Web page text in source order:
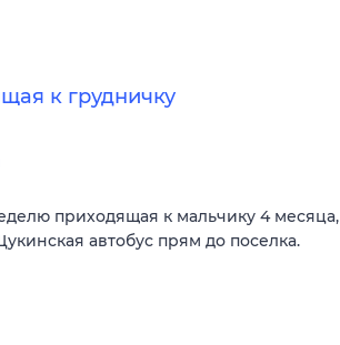
к грудничку
приходящая к мальчику 4 месяца,
автобус прям до поселка.